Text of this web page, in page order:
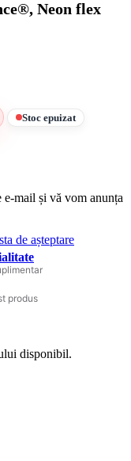
Neon flex
Stoc epuizat
mail și vă vom anunța
de așteptare
produs
disponibil.